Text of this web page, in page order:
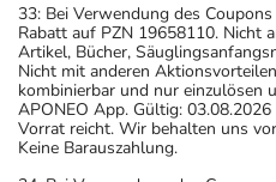
33: Bei Verwendung des
Rabatt auf PZN 19658110. Nicht
Artikel, Bücher,
Nicht mit anderen
kombinierbar und nur einzulösen
APONEO App. Gültig:
Vorrat reicht. Wir behalten uns
Keine Barauszahlung.